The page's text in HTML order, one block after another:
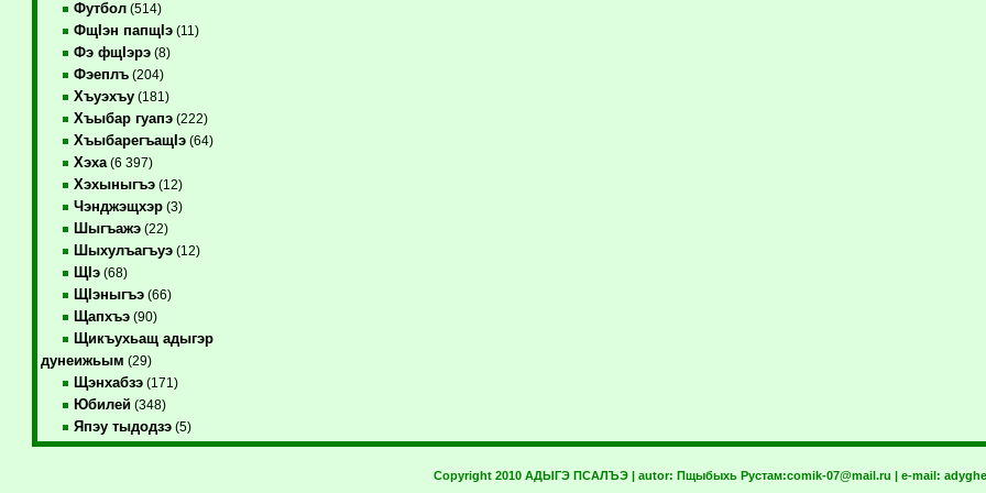
Футбол(514)
ФщIэн папщIэ(11)
Фэ фщIэрэ(8)
Фэеплъ(204)
Хъуэхъу(181)
Хъыбар гуапэ(222)
ХъыбарегъащIэ(64)
Хэха(6 397)
Хэхыныгъэ(12)
Чэнджэщхэр(3)
Шыгъажэ(22)
Шыхулъагъуэ(12)
ЩIэ(68)
ЩIэныгъэ(66)
Щапхъэ(90)
Щикъухьащ адыгэр
дунеижьым (29)
Щэнхабзэ(171)
Юбилей(348)
Япэу тыдодзэ(5)
Copyright 2010 АДЫГЭ ПСАЛЪЭ | autor: Пщыбыхь Рустам:comik-07@mail.ru | e-mail: